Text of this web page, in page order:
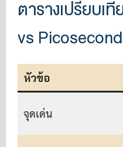
ตารางเปรียบเ
vs Picosecond
หัวข้อ
จุดเด่น